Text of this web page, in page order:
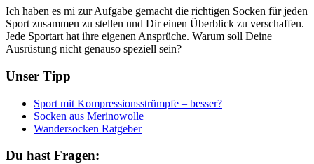
Ich haben es mi zur Aufgabe gemacht die richtigen Socken für jeden
Sport zusammen zu stellen und Dir einen Überblick zu verschaffen.
Jede Sportart hat ihre eigenen Ansprüche. Warum soll Deine
Ausrüstung nicht genauso speziell sein?
Unser Tipp
Sport mit Kompressionsstrümpfe – besser?
Socken aus Merinowolle
Wandersocken Ratgeber
Du hast Fragen: